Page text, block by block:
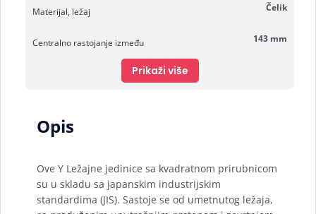
Materijal, ležaj Čelik
Centralno rastojanje između 143 mm
Prikaži više
Opis
Ove Y Ležajne jedinice sa kvadratnom prirubnicom
su u skladu sa japanskim industrijskim
standardima (JIS). Sastoje se od umetnutog ležaja,